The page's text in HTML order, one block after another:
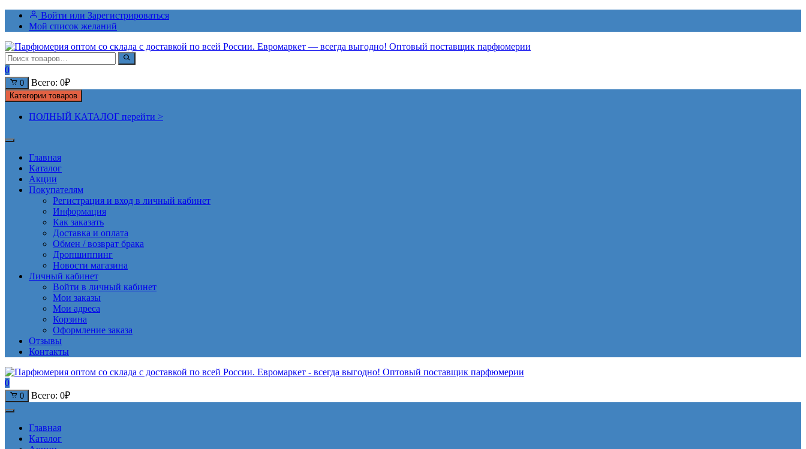
Перейти Войти или Зарегистрироваться
Мой список желаний
0
0 Всего: 0₽
Категории товаров
ПОЛНЫЙ КАТАЛОГ перейти >
Главная
Каталог
Акции
Покупателям
Регистрация и вход в личный кабинет
Информация
Как заказать
Доставка и оплата
Обмен / возврат брака
Дропшиппинг
Новости магазина
Личный кабинет
Войти в личный кабинет
Мои заказы
Мои адреса
Корзина
Оформление заказа
Отзывы
Контакты
0
0 Всего: 0₽
Главная
Каталог